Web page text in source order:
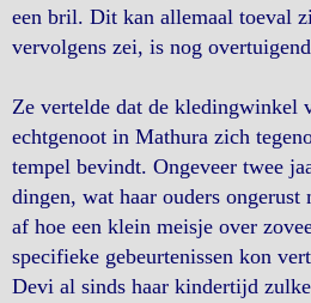
een bril. Dit kan allemaal toeval
vervolgens zei, is nog
Ze vertelde dat de kledingwinkel
echtgenoot in Mathura zich
tempel bevindt. Ongeveer twee
dingen, wat haar ouders ongerust
af hoe een klein meisje over
specifieke gebeurtenissen kon
Devi al sinds haar kindertijd